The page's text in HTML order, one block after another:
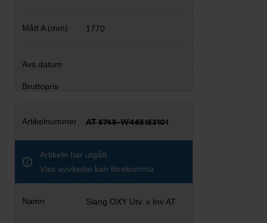
1770
AT 5745-W465153101
Artikeln har utgått
Viss avvikelse kan förekomma
Slang OXY Utv. x Inv AT